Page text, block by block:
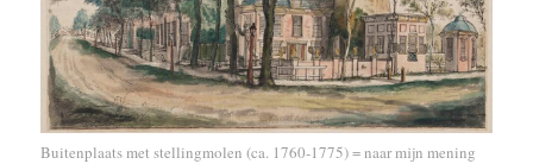
Buitenplaats met stellingmolen (ca. 1760-1775) = naar mijn mening